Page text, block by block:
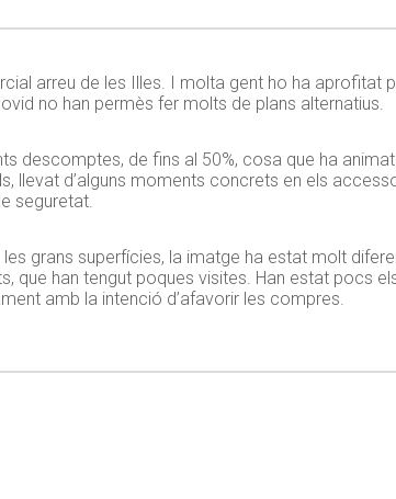
arreu de les Illes. I molta gent ho ha
no han permès fer molts de plans alternatius.
descomptes, de fins al 50%, cosa que ha
llevat d’alguns moments concrets en els
seguretat.
grans superfícies, la imatge ha estat molt
que han tengut poques visites. Han estat pocs
amb la intenció d’afavorir les compres.